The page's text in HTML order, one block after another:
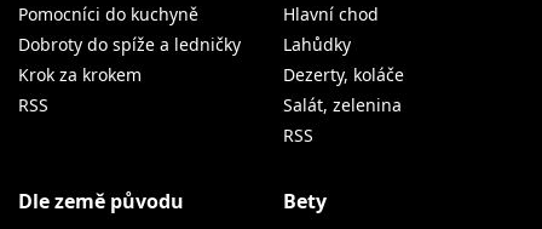
Pomocníci do kuchyně
Dobroty do spíže a ledničky
Krok za krokem
RSS
Hlavní chod
Lahůdky
Dezerty, koláče
Salát, zelenina
RSS
Dle země původu Bety